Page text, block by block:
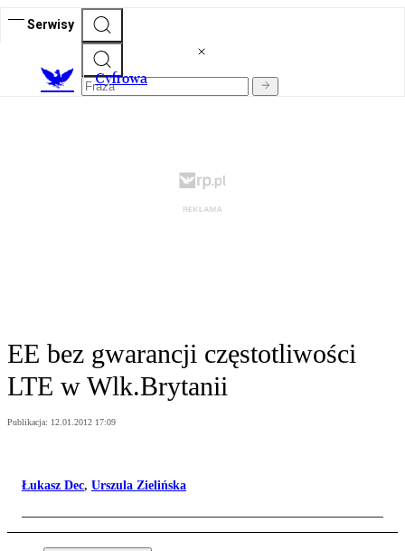
Serwisy
Cyfrowa
EE bez gwarancji częstotliwości
LTE w Wlk.Brytanii
Publikacja: 12.01.2012 17:09
Łukasz Dec, Urszula Zielińska